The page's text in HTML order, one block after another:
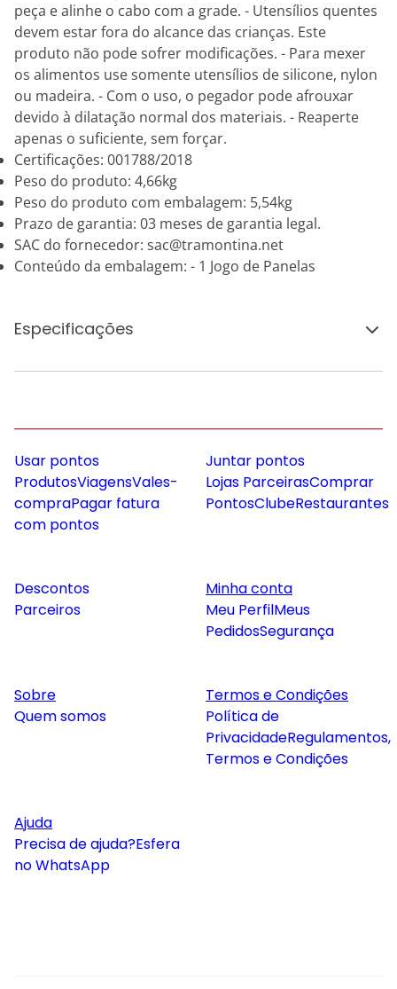
peça e alinhe o cabo com a grade. - Utensílios quentes
devem estar fora do alcance das crianças. Este
produto não pode sofrer modificações. - Para mexer
os alimentos use somente utensílios de silicone, nylon
ou madeira. - Com o uso, o pegador pode afrouxar
devido à dilatação normal dos materiais. - Reaperte
apenas o suficiente, sem forçar.
Certificações: 001788/2018
Peso do produto: 4,66kg
Peso do produto com embalagem: 5,54kg
Prazo de garantia: 03 meses de garantia legal.
SAC do fornecedor: sac@tramontina.net
Conteúdo da embalagem: - 1 Jogo de Panelas
Especificações
Usar pontos
ProdutosViagensVales-
compraPagar fatura
com pontos
Juntar pontos
Lojas ParceirasComprar
PontosClubeRestaurantes
Descontos
Parceiros
Minha conta
Meu PerfilMeus
PedidosSegurança
Sobre
Quem somos
Termos e Condições
Política de
PrivacidadeRegulamentos,
Termos e Condições
Ajuda
Precisa de ajuda?Esfera
no WhatsApp